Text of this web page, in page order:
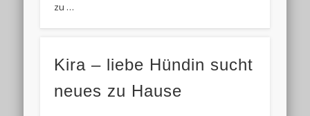
zu …
Kira – liebe Hündin sucht
neues zu Hause